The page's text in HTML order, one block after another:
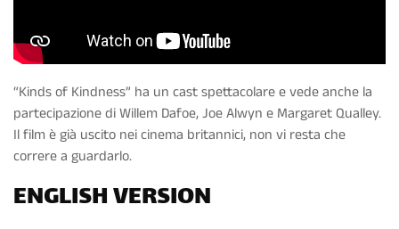
“Kinds of Kindness” ha un cast spettacolare e vede anche la
partecipazione di Willem Dafoe, Joe Alwyn e Margaret Qualley.
Il film è già uscito nei cinema britannici, non vi resta che
correre a guardarlo.
ENGLISH VERSION